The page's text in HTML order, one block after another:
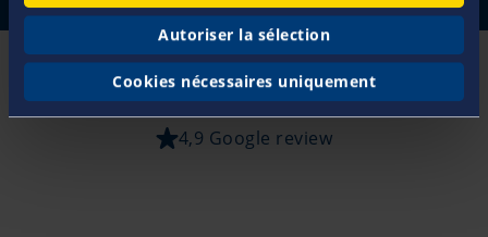
Autoriser la sélection
Cookies nécessaires uniquement
4,9 Google review